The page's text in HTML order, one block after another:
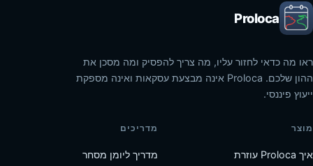
Proloca
ראו מה כדאי לחזור עליו, מה צריך להפסיק ומה מסכן את
ההון שלכם. Proloca אינה מבצעת עסקאות ואינה מספקת
ייעוץ פיננסי.
מוצר
איך Proloca עוזרת
מדריכים
מדריך ליומן מסחר